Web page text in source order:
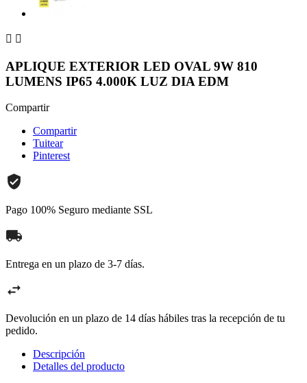
 
APLIQUE EXTERIOR LED OVAL 9W 810
LUMENS IP65 4.000K LUZ DIA EDM
Compartir
Compartir
Tuitear
Pinterest
Pago 100% Seguro mediante SSL
Entrega en un plazo de 3-7 días.
Devolución en un plazo de 14 días hábiles tras la recepción de tu
pedido.
Descripción
Detalles del producto